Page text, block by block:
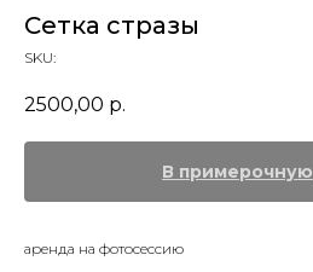
Сетка стразы
SKU:
2500,00 р.
В примерочную
аренда на фотосессию